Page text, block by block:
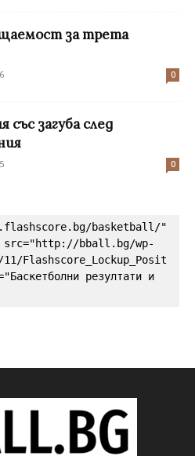
за трета
0
загуба след
0
basketball/"
src="http://bball.bg/wp-
Flashscore_Lockup_Posit
резултати и